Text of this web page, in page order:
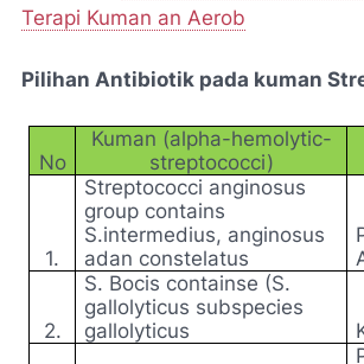
Terapi Kuman an Aerob
Pilihan Antibiotik pada kuman
No
Kuman (alpha-hemolytic-
streptococci)
1.
Streptococci anginosus
group contains
S.intermedius, anginosus
adan constelatus
2.
S. Bocis containse (S.
gallolyticus subspecies
gallolyticus